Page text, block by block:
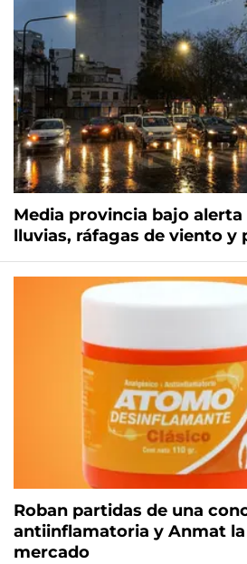
Media provincia bajo
lluvias, ráfagas de viento y
Roban partidas de una
antiinflamatoria y Anmat
mercado